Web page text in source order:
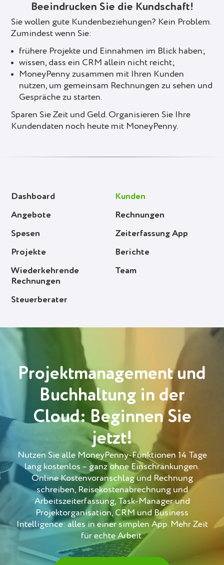
Beeindrucken Sie die Kundschaft!
Sie wollen gute Kundenbeziehungen? Kein Problem.
Zumindest wenn Sie:
frühere Projekte und Einnahmen im Blick haben;
wissen, dass ein CRM allein nicht reicht;
MoneyPenny zusammen mit Ihren Kunden
nutzen, um gemeinsam Rechnungen zu sehen und
Gespräche zu starten.
Sparen Sie Zeit und Geld. Organisieren Sie Ihre
Kundendaten noch heute mit MoneyPenny.
Dashboard Kunden
Angebote Rechnungen
Spesen Zeiterfassung App
Projekte Berichte
Wiederkehrende
Rechnungen
Team
Steuerberater
Projekt­management und
Buchhaltung in der
Cloud: Beginnen Sie
jetzt!
Nutzen Sie alle MoneyPenny-Funktionen 14 Tage
lang kostenlos – ganz ohne Einschränkungen.
Online Kostenvoranschlag und Rechnung
schreiben, Reisekostenabrechnung und
Arbeitszeiterfassung, Task-Manager und
Projektorganisation, CRM und Business
Intelligence: alles in einer simplen App. Mehr Zeit
für echte Arbeit.